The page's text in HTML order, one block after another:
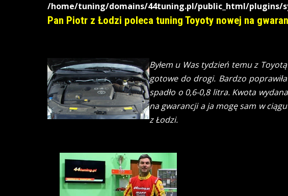
/home/tuning/domains/44tuning.pl/public_html/
Pan Piotr z Łodzi poleca tuning Toyoty nowej na
Byłem u Was tydzień temu z
gotowe do drogi. Bardzo
spadło o 0,6-0,8 litra. Kwota
na gwarancji a ja mogę sam w
z Łodzi.